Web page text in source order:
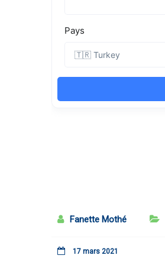
Fanette Mothé
17 mars 2021